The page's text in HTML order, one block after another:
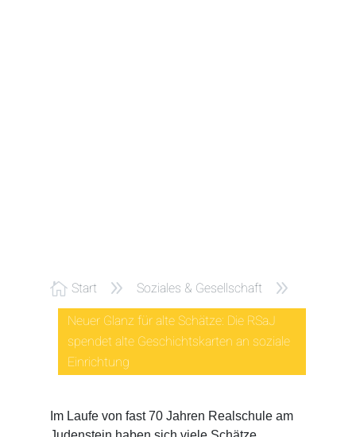
 Start 9 Soziales & Gesellschaft 9
Neuer Glanz für alte Schätze: Die RSaJ
spendet alte Geschichtskarten an soziale
Einrichtung
Im Laufe von fast 70 Jahren Realschule am